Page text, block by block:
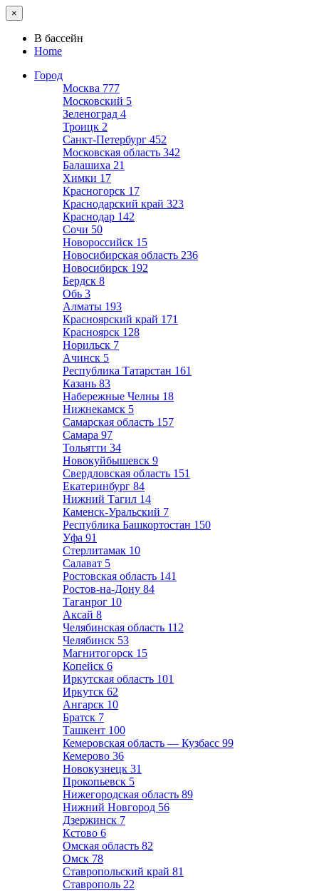
×
В бассейн
Home
Город
Москва 777
Московский 5
Зеленоград 4
Троицк 2
Санкт-Петербург 452
Московская область 342
Балашиха 21
Химки 17
Красногорск 17
Краснодарский край 323
Краснодар 142
Сочи 50
Новороссийск 15
Новосибирская область 236
Новосибирск 192
Бердск 8
Обь 3
Алматы 193
Красноярский край 171
Красноярск 128
Норильск 7
Ачинск 5
Республика Татарстан 161
Казань 83
Набережные Челны 18
Нижнекамск 5
Самарская область 157
Самара 97
Тольятти 34
Новокуйбышевск 9
Свердловская область 151
Екатеринбург 84
Нижний Тагил 14
Каменск-Уральский 7
Республика Башкортостан 150
Уфа 91
Стерлитамак 10
Салават 5
Ростовская область 141
Ростов-на-Дону 84
Таганрог 10
Аксай 8
Челябинская область 112
Челябинск 53
Магнитогорск 15
Копейск 6
Иркутская область 101
Иркутск 62
Ангарск 10
Братск 7
Ташкент 100
Кемеровская область — Кузбасс 99
Кемерово 36
Новокузнецк 31
Прокопьевск 5
Нижегородская область 89
Нижний Новгород 56
Дзержинск 7
Кстово 6
Омская область 82
Омск 78
Ставропольский край 81
Ставрополь 22